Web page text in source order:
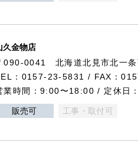
久金物店
090-0041 北海道北見市北一
：0157-23-5831 / FAX：
業時間：9:00〜18:00 / 定休日
販売可 工事・取付可